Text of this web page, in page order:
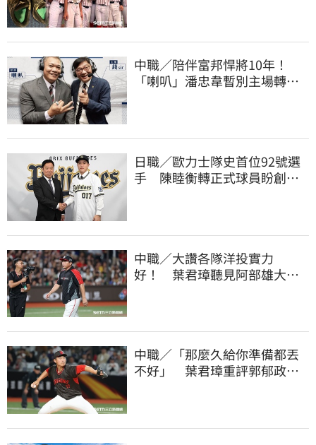
中職／陪伴富邦悍將10年！
「喇叭」潘忠韋暫別主場轉
日職／歐力士隊史首位92號選
手 陳睦衡轉正式球員盼創造
中職／大讚各隊洋投實力
好！ 葉君璋聽見阿部雄大被
中職／「那麼久給你準備都丟
不好」 葉君璋重評郭郁政對